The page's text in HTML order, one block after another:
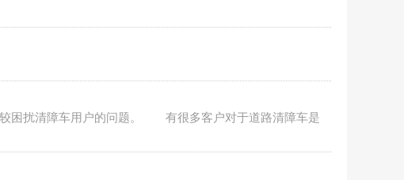
困扰清障车用户的问题。 有很多客户对于道路清障车是